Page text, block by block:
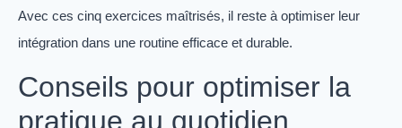
Avec ces cinq exercices maîtrisés, il reste à optimiser leur
intégration dans une routine efficace et durable.
Conseils pour optimiser la
pratique au quotidien